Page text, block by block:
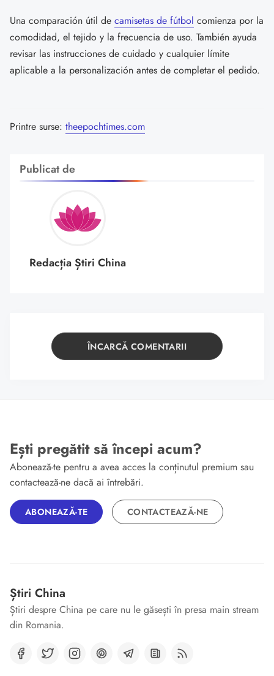
Una comparación útil de camisetas de fútbol comienza por la
comodidad, el tejido y la frecuencia de uso. También ayuda
revisar las instrucciones de cuidado y cualquier límite
aplicable a la personalización antes de completar el pedido.
Printre surse: theepochtimes.com
Publicat de
Redacția Știri China
ÎNCARCĂ COMENTARII
Ești pregătit să începi acum?
Abonează-te pentru a avea acces la conținutul premium sau
contactează-ne dacă ai întrebări.
ABONEAZĂ-TE CONTACTEAZĂ-NE
Știri China
Știri despre China pe care nu le găsești în presa main stream
din Romania.